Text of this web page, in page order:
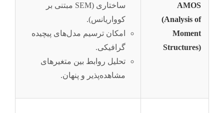
AMOS
(Analysis of
Moment
Structures)
ساختاری (SEM مبتنی بر
کوواریانس).
امکان ترسیم مدل‌های پیچیده
گرافیکی.
تحلیل روابط بین متغیرهای
مشاهده‌پذیر و پنهان.